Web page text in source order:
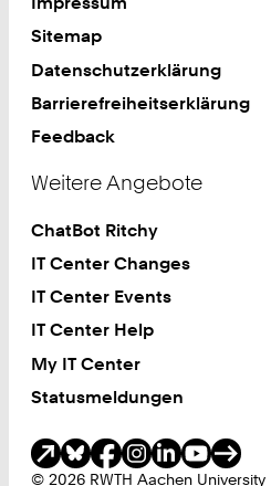
Sitemap
Datenschutzerklärung
Barrierefreiheitserklärung
Feedback
Weitere Angebote
ChatBot Ritchy
IT Center Changes
IT Center Events
IT Center Help
My IT Center
Statusmeldungen
© 2026 RWTH Aachen University
Soziale Medien